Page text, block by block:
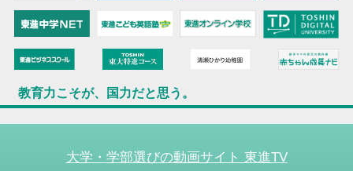
教育力こそが、国力だと思う。
大学・学部選びの動画サイト 東進TV